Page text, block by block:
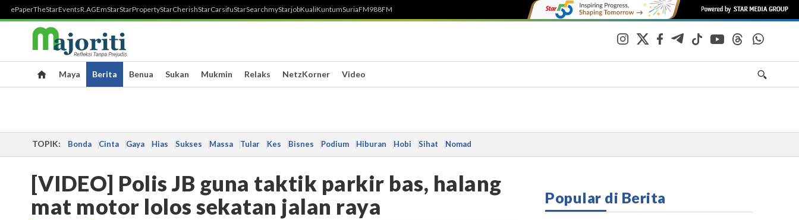
ePaperTheStarEventsR.AGEmStarStarPropertyStarCherishStarCarsifuStarSearchmyStarjobKualiKuntumSuriaFM988FM
Maya Berita Benua Sukan Mukmin Relaks NetzKorner Video
TOPIK: Bonda Cinta Gaya Hias Sukses Massa Tular Kes Bisnes Podium Hiburan Hobi Sihat Nomad
[VIDEO] Polis JB guna taktik parkir bas, halang
mat motor lolos sekatan jalan raya
Popular di Berita